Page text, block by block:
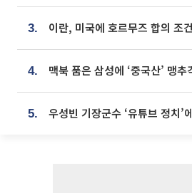
3.
4.
5.